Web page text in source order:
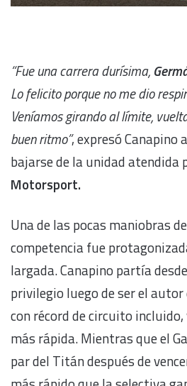
“Fue una carrera durísima,
Lo felicito porque no me dio
Veníamos girando al límite,
buen ritmo”, expresó Canapino
bajarse de la unidad atendida
Motorsport.
Una de las pocas maniobras
competencia fue
largada. Canapino partía
privilegio luego de ser el autor
con récord de circuito incluido,
más rápida. Mientras que el
par del Titán después de